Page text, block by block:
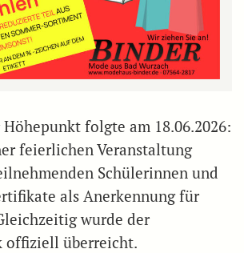
folgte am 18.06.2026:
feierlichen Veranstaltung
Schülerinnen und
als Anerkennung für
wurde der
offiziell überreicht.